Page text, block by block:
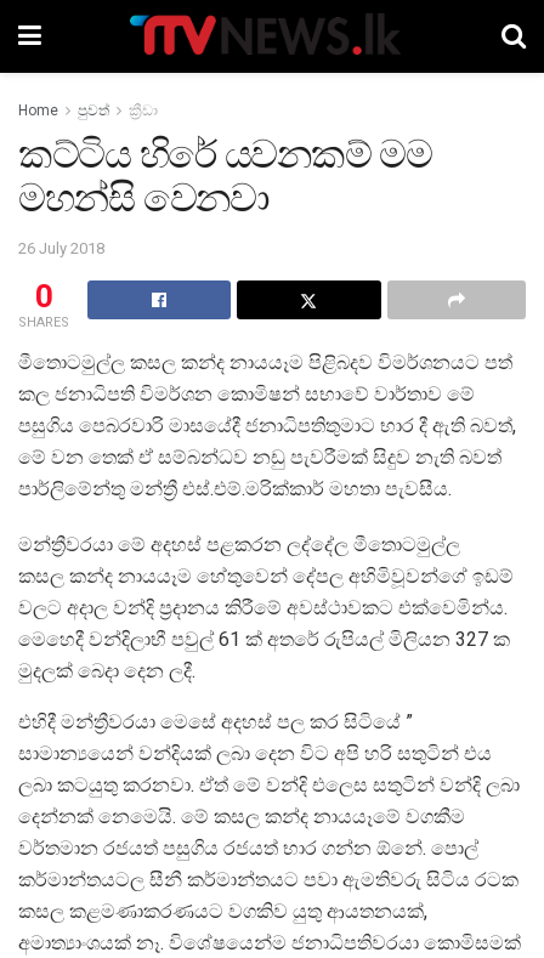
Home පුවත් ක්‍රීඩා
කට්ටිය හිරේ යවනකම් මම
මහන්සි වෙනවා
26 July 2018
0
SHARES
මීතොටමුල්ල කසල කන්ද නායයෑම පිළිබදව විමර්ශනයට පත්
කල ජනාධිපති විමර්ශන කොමිෂන් සභාවේ වාර්තාව මේ
පසුගිය පෙබරවාරි මාසයේදී ජනාධිපතිතුමාට භාර දී ඇති බවත්,
මේ වන තෙක් ඒ සම්බන්ධව නඩු පැවරීමක් සිදුව නැති බවත්
පාර්ලිමේන්තු මන්ත්‍රී එස්.එම්.මරික්කාර් මහතා පැවසීය.
මන්ත්‍රීවරයා මේ අදහස් පළකරන ලද්දේල මීතොටමුල්ල
කසල කන්ද නායයෑම හේතුවෙන් දේපල අහිමිවූවන්ගේ ඉඩම්
වලට අදාල වන්දි ප්‍රදානය කිරීමේ අවස්ථාවකට එක්වෙමින්ය.
මෙහෙදී වන්දිලාභී පවුල් 61 ක් අතරේ රුපියල් මිලියන 327 ක
මුදලක් බෙදා දෙන ලදී.
එහිදී මන්ත්‍රීවරයා මෙසේ අදහස් පල කර සිටියේ ”
සාමාන්‍යයෙන් වන්දියක් ලබා දෙන විට අපි හරි සතුටින් එය
ලබා කටයුතු කරනවා. ඒත් මේ වන්දි එලෙස සතුටින් වන්දි ලබා
දෙන්නක් නෙමෙයි. මේ කසල කන්ද නායයෑමේ වගකීම
වර්තමාන රජයත් පසුගිය රජයත් භාර ගන්න ඕනේ. පොල්
කර්මාන්තයටල සීනී කර්මාන්තයට පවා ඇමතිවරු සිටිය රටක
කසල කළමණාකරණයට වගකිව යුතු ආයතනයක්,
අමාත්‍යාංශයක් නෑ. විශේෂයෙන්ම ජනාධිපතිවරයා කොමිසමක්